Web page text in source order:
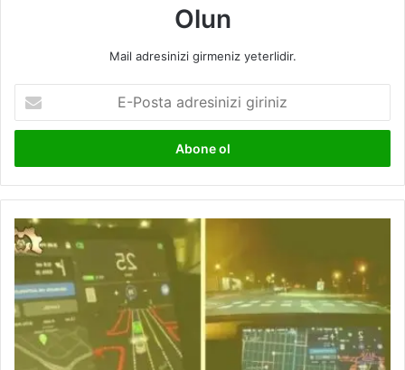
Olun
Mail adresinizi girmeniz yeterlidir.
Posta
adresinizi
Tesla'nın
Otomatik
Sürüş
Abonelikleri
Kullanıma
Hazır!